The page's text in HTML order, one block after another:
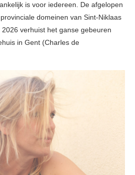
is voor iedereen. De afgelopen
domeinen van Sint-Niklaas
verhuist het ganse gebeuren
in Gent (Charles de